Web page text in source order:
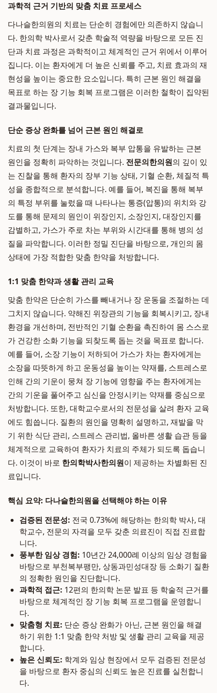
과학적 근거 기반의 맞춤 치료 프로세스
다나슬한의원의 치료는 단순히 경험에만 의존하지 않습니
다. 한의학 박사로서 갖춘 학술적 역량을 바탕으로 모든 진
단과 치료 과정은 과학적이고 체계적인 근거 위에서 이루어
집니다. 이는 환자에게 더 높은 신뢰를 주고, 치료 효과의 재
현성을 높이는 중요한 요소입니다. 특히 근본 원인 해결을
목표로 하는 장 기능 회복 프로그램은 이러한 철학이 집약된
결과물입니다.
단순 증상 완화를 넘어 근본 원인 해결로
치료의 첫 단계는 장내 가스와 복부 압통을 유발하는 근본
원인을 정확히 파악하는 것입니다. 전문의한의원의 깊이 있
는 진찰을 통해 환자의 장부 기능 상태, 기혈 순환, 체질적 특
성을 종합적으로 분석합니다. 예를 들어, 복진을 통해 복부
의 특정 부위를 눌렀을 때 나타나는 통증(압통)의 위치와 강
도를 통해 문제의 원인이 위장인지, 소장인지, 대장인지를
감별하고, 가스가 주로 차는 부위와 시간대를 통해 병의 성
질을 파악합니다. 이러한 정밀 진단을 바탕으로, 개인의 몸
상태에 가장 적합한 맞춤 한약을 처방합니다.
1:1 맞춤 한약과 생활 관리 교육
맞춤 한약은 단순히 가스를 빼내거나 장 운동을 조절하는 데
그치지 않습니다. 약해진 위장관의 기능을 회복시키고, 장내
환경을 개선하며, 전반적인 기혈 순환을 촉진하여 몸 스스로
가 건강한 소화 기능을 되찾도록 돕는 것을 목표로 합니다.
예를 들어, 소장 기능이 저하되어 가스가 차는 환자에게는
소장을 따뜻하게 하고 운동성을 높이는 약재를, 스트레스로
인해 간의 기운이 뭉쳐 장 기능에 영향을 주는 환자에게는
간의 기운을 풀어주고 심신을 안정시키는 약재를 중심으로
처방합니다. 또한, 대학교수로서의 전문성을 살려 환자 교육
에도 힘씁니다. 질환의 원인을 명확히 설명하고, 재발을 막
기 위한 식단 관리, 스트레스 관리법, 올바른 생활 습관 등을
체계적으로 교육하여 환자가 치료의 주체가 되도록 돕습니
다. 이것이 바로 한의학박사한의원이 제공하는 차별화된 진
료입니다.
핵심 요약: 다나슬한의원을 선택해야 하는 이유
검증된 전문성: 전국 0.73%에 해당하는 한의학 박사, 대
학교수, 전문의 자격을 모두 갖춘 의료진이 직접 진료합
니다.
풍부한 임상 경험: 10년간 24,000례 이상의 임상 경험을
바탕으로 부천복부팽만, 상동과민성대장 등 소화기 질환
의 정확한 원인을 진단합니다.
과학적 접근: 12편의 한의학 논문 발표 등 학술적 근거를
바탕으로 체계적인 장 기능 회복 프로그램을 운영합니
다.
맞춤형 치료: 단순 증상 완화가 아닌, 근본 원인을 해결
하기 위한 1:1 맞춤 한약 처방 및 생활 관리 교육을 제공
합니다.
높은 신뢰도: 학계와 임상 현장에서 모두 검증된 전문성
을 바탕으로 환자 중심의 신뢰도 높은 진료를 실천합니
다.